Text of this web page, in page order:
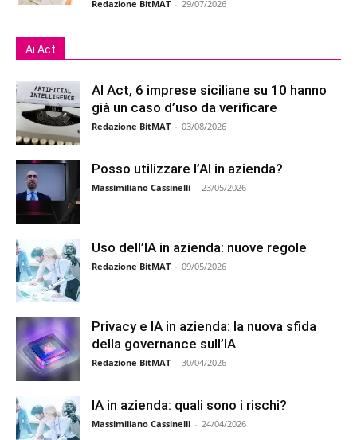
Redazione BitMAT - 29/07/2026
Ai Act
AI Act, 6 imprese siciliane su 10 hanno
già un caso d’uso da verificare
Redazione BitMAT - 03/08/2026
Posso utilizzare l’AI in azienda?
Massimiliano Cassinelli - 23/05/2026
Uso dell’IA in azienda: nuove regole
Redazione BitMAT - 09/05/2026
Privacy e IA in azienda: la nuova sfida
della governance sull’IA
Redazione BitMAT - 30/04/2026
IA in azienda: quali sono i rischi?
Massimiliano Cassinelli - 24/04/2026